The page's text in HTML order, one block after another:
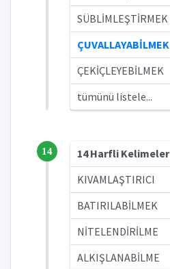
SÜBLİMLEŞTİRMEK
ÇUVALLAYABİLMEK
ÇEKİÇLEYEBİLMEK
tümünü listele...
14
14 Harfli Kelimeler
KIVAMLAŞTIRICI
BATIRILABİLMEK
NİTELENDİRİLME
ALKIŞLANABİLME